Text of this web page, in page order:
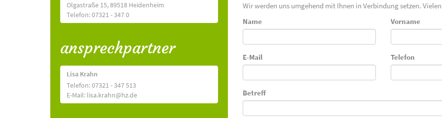
Olgastraße 15, 89518 Heidenheim
Telefon: 07321 - 347 0
ansprechpartner
Lisa Krahn
Telefon: 07321 - 347 513
E-Mail: lisa.krahn@hz.de
Wir werden uns umgehend mit Ihnen in Verbindung setzen.
Name
Vorname
E-Mail Telefon
Betreff